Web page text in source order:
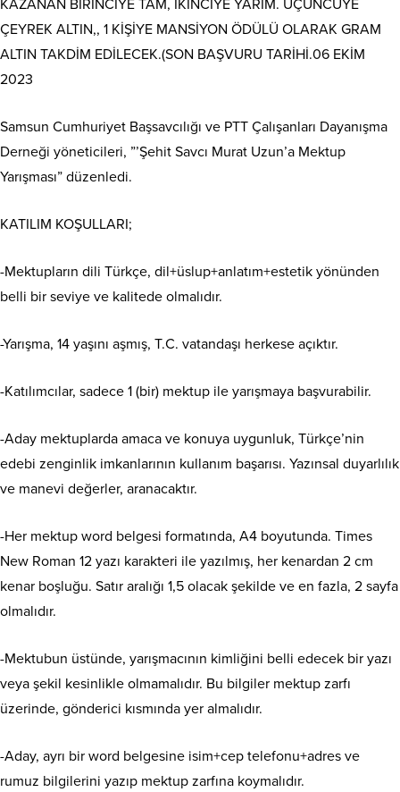
KAZANAN BİRİNCİYE TAM, İKİNCİYE YARIM. ÜÇÜNCÜYE
ÇEYREK ALTIN,, 1 KİŞİYE MANSİYON ÖDÜLÜ OLARAK GRAM
ALTIN TAKDİM EDİLECEK.(SON BAŞVURU TARİHİ.06 EKİM
2023
Samsun Cumhuriyet Başsavcılığı ve PTT Çalışanları Dayanışma
Derneği yöneticileri, ”’Şehit Savcı Murat Uzun’a Mektup
Yarışması” düzenledi.
KATILIM KOŞULLARI;
-Mektupların dili Türkçe, dil+üslup+anlatım+estetik yönünden
belli bir seviye ve kalitede olmalıdır.
-Yarışma, 14 yaşını aşmış, T.C. vatandaşı herkese açıktır.
-Katılımcılar, sadece 1 (bir) mektup ile yarışmaya başvurabilir.
-Aday mektuplarda amaca ve konuya uygunluk, Türkçe’nin
edebi zenginlik imkanlarının kullanım başarısı. Yazınsal duyarlılık
ve manevi değerler, aranacaktır.
-Her mektup word belgesi formatında, A4 boyutunda. Times
New Roman 12 yazı karakteri ile yazılmış, her kenardan 2 cm
kenar boşluğu. Satır aralığı 1,5 olacak şekilde ve en fazla, 2 sayfa
olmalıdır.
-Mektubun üstünde, yarışmacının kimliğini belli edecek bir yazı
veya şekil kesinlikle olmamalıdır. Bu bilgiler mektup zarfı
üzerinde, gönderici kısmında yer almalıdır.
-Aday, ayrı bir word belgesine isim+cep telefonu+adres ve
rumuz bilgilerini yazıp mektup zarfına koymalıdır.